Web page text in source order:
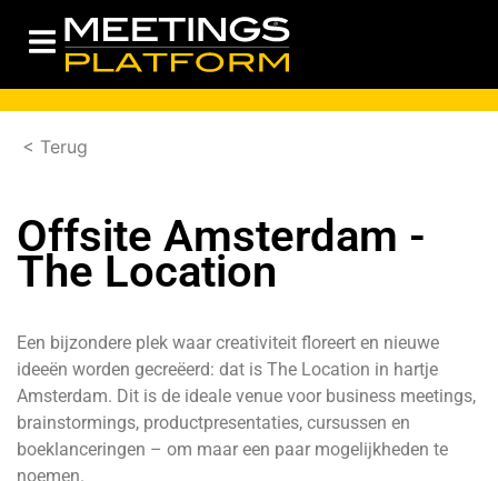
< Terug
Offsite Amsterdam -
The Location
Een bijzondere plek waar creativiteit floreert en nieuwe
ideeën worden gecreëerd: dat is The Location in hartje
Amsterdam. Dit is de ideale venue voor business meetings,
brainstormings, productpresentaties, cursussen en
boeklanceringen – om maar een paar mogelijkheden te
noemen.